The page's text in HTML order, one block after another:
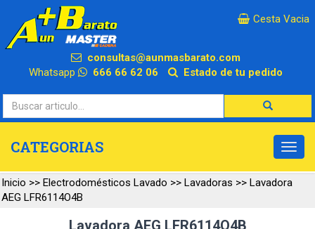
×
Cesta Vacia
consultas@aunmasbarato.com
Whatsapp
666 66 62 06 Estado de tu pedido
CATEGORIAS
Inicio >> Electrodomésticos Lavado >> Lavadoras >> Lavadora
AEG LFR6114O4B
Lavadora AEG LFR6114O4B